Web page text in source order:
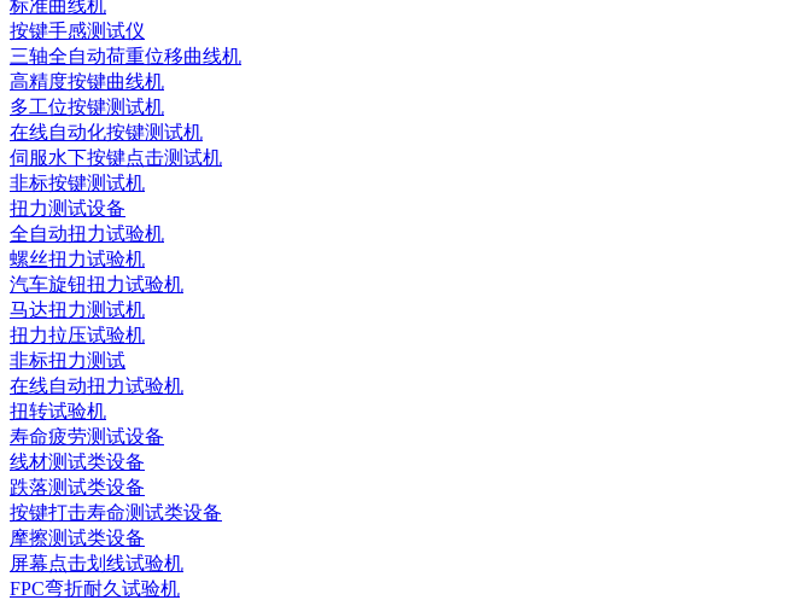
标准曲线机
按键手感测试仪
三轴全自动荷重位移曲线机
高精度按键曲线机
多工位按键测试机
在线自动化按键测试机
伺服水下按键点击测试机
非标按键测试机
扭力测试设备
全自动扭力试验机
螺丝扭力试验机
汽车旋钮扭力试验机
马达扭力测试机
扭力拉压试验机
非标扭力测试
在线自动扭力试验机
扭转试验机
寿命疲劳测试设备
线材测试类设备
跌落测试类设备
按键打击寿命测试类设备
摩擦测试类设备
屏幕点击划线试验机
FPC弯折耐久试验机